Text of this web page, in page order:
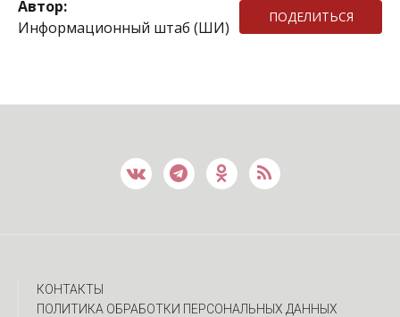
Автор:
Информационный штаб (ШИ)
ПОДЕЛИТЬСЯ
КОНТАКТЫ
ПОЛИТИКА ОБРАБОТКИ ПЕРСОНАЛЬНЫХ ДАННЫХ